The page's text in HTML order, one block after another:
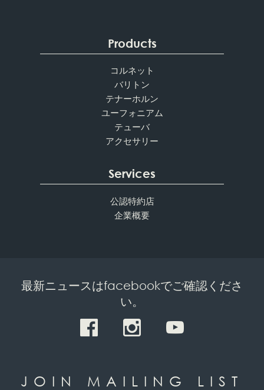
Products
コルネット
バリトン
テナーホルン
ユーフォニアム
テューバ
アクセサリー
Services
公認特約店
企業概要
最新ニュースはfacebookでご確認くださ
い。
JOIN MAILING LIST